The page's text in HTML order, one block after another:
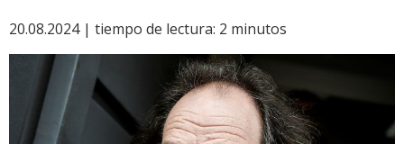
20.08.2024 | tiempo de lectura: 2 minutos